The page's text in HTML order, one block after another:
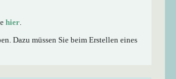
hier.
Dazu müssen Sie beim Erstellen eines